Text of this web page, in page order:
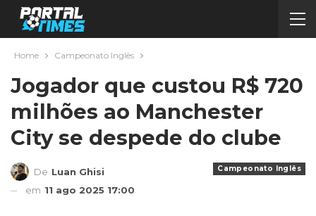
Home Campeonato Inglês
Jogador que custou R$ 720
milhões ao Manchester
City se despede do clube
Campeonato Inglês
De Luan Ghisi
em 11 ago 2025 17:00